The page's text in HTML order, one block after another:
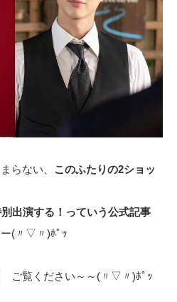
らない、 このふたりの2ショッ
出演する！っていう公式記事
(〃▽〃)ﾎﾟｯ
ご覧ください～～(〃▽〃)ﾎﾟｯ